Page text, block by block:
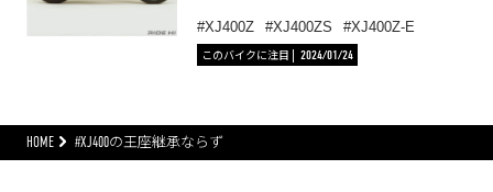
XJ400Z XJ400ZS
XJ400Z-E
このバイクに注目
2024/01/24
HOME #XJ400の王座継承ならず